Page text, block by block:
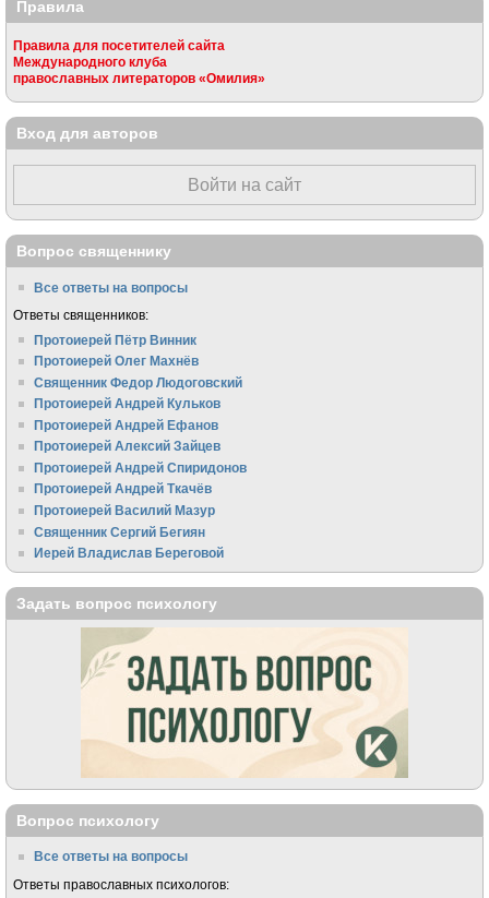
Правила
Правила для посетителей сайта
Международного клуба
православных литераторов «Омилия»
Вход для авторов
Войти на сайт
Вопрос священнику
Все ответы на вопросы
Ответы священников:
Протоиерей Пётр Винник
Протоиерей Олег Махнёв
Священник Федор Людоговский
Протоиерей Андрей Кульков
Протоиерей Андрей Ефанов
Протоиерей Алексий Зайцев
Протоиерей Андрей Спиридонов
Протоиерей Андрей Ткачёв
Протоиерей Василий Мазур
Священник Сергий Бегиян
Иерей Владислав Береговой
Задать вопрос психологу
Вопрос психологу
Все ответы на вопросы
Ответы православных психологов: